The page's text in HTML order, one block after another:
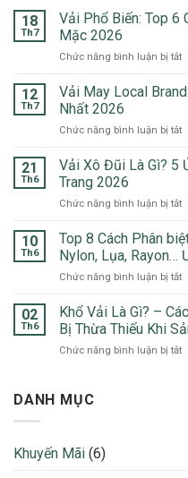
18
Th7
Vải Phổ Biến: Top 6
Mặc 2026
Chức năng bình luận bị tắtở
6
12
Th7
Vải May Local
Nhất 2026
Chức năng bình luận bị tắtở
21
Th6
Vải Xô Đũi Là Gì? 5
Trang 2026
Chức năng bình luận bị tắtở
Xô
10
Th6
Top 8 Cách Phân
Nylon, Lụa, Rayon…
Chức năng bình luận bị tắtở
02
Th6
Khổ Vải Là Gì? –
Bị Thừa Thiếu Khi
Chức năng bình luận bị tắtở
DANH MỤC
Khuyến Mãi (6)